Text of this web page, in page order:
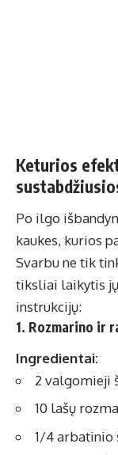
Keturios
Po ilgo
kaukes, kurios
Svarbu ne tik
tiksliai laikytis
instrukcijų:
1. Rozmarino ir
Ingredientai:
2 valgomieji
10 lašų
1/4 arbatinio